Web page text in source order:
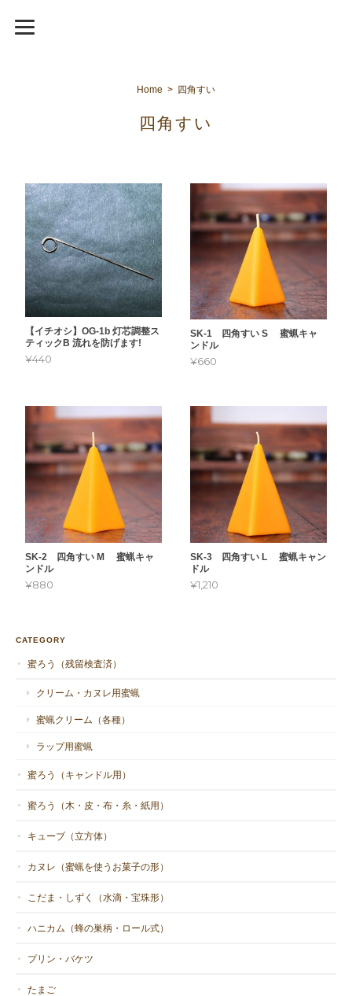
Home 四角すい
四角すい
【イチオシ】OG-1b 灯芯調整ス
ティックB 流れを防げます!
¥440
SK-1 四角すい S 蜜蝋キャ
ンドル
¥660
SK-2 四角すい M 蜜蝋キャ
ンドル
¥880
SK-3 四角すい L 蜜蝋キャン
ドル
¥1,210
CATEGORY
蜜ろう（残留検査済）
クリーム・カヌレ用蜜蝋
蜜蝋クリーム（各種）
ラップ用蜜蝋
蜜ろう（キャンドル用）
蜜ろう（木・皮・布・糸・紙用）
キューブ（立方体）
カヌレ（蜜蝋を使うお菓子の形）
こだま・しずく（水滴・宝珠形）
ハニカム（蜂の巣柄・ロール式）
プリン・バケツ
たまご